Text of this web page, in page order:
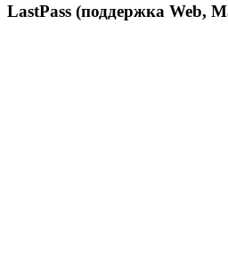
LastPass (поддержка Web,